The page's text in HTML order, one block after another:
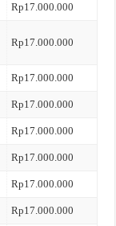
Rp17.000.000
Rp17.000.000
Rp17.000.000
Rp17.000.000
Rp17.000.000
Rp17.000.000
Rp17.000.000
Rp17.000.000